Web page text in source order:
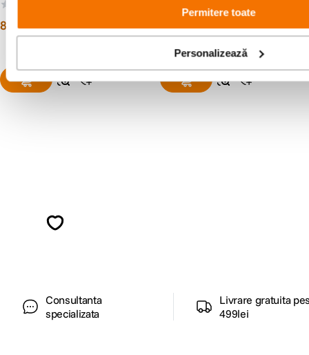
Permitere toate
Personalizează
80 lei 609 lei
Consultanta
specializata
Livrare gratuita
499lei